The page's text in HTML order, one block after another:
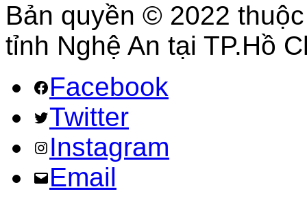
Bản quyền © 2022
tỉnh Nghệ An tại TP.Hồ
Facebook
Twitter
Instagram
Email